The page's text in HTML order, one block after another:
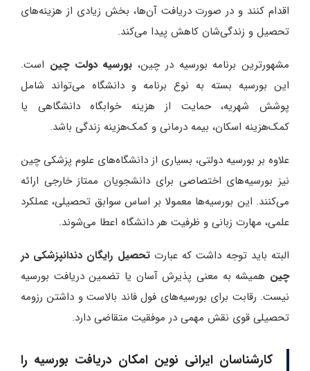
اقدام کنند و در صورت دریافت آن‌ها، بخش زیادی از هزینه‌های
تحصیل و زندگی‌شان کاهش پیدا می‌کند.
مشهورترین برنامه بورسیه در چین، بورسیه دولت چین است.
این بورسیه بسته به نوع برنامه و دانشگاه می‌تواند شامل
پوشش شهریه، حمایت از هزینه خوابگاه دانشگاهی یا
کمک‌هزینه اسکان، بیمه درمانی و کمک‌هزینه زندگی باشد.
علاوه بر بورسیه دولتی، بسیاری از دانشگاه‌های علوم پزشکی چین
نیز بورسیه‌های اختصاصی برای دانشجویان ممتاز خارجی ارائه
می‌کنند. این بورسیه‌ها معمولا بر اساس سوابق تحصیلی، عملکرد
علمی، مهارت زبانی و ظرفیت هر دانشگاه اعطا می‌شوند.
البته باید توجه داشت که عبارتتحصیل رایگان دندانپزشکی در
چین همیشه به معنی پذیرش آسان یا تضمین دریافت بورسیه
نیست. رقابت برای بورسیه‌های فول فاند بالاست و داشتن رزومه
تحصیلی قوی نقش مهمی در موفقیت متقاضی دارد.
کارشناسان ایرانی نوین امکان دریافت بورسیه را